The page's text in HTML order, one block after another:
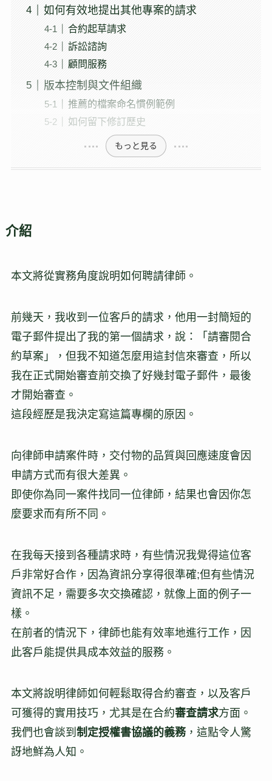
如何有效地提出其他專案的請求
合約起草請求
訴訟諮詢
顧問服務
版本控制與文件組織
推薦的檔案命名慣例範例
如何留下修訂歷史
もっと見る
介紹
本文將從實務角度說明如何聘請律師。
前幾天，我收到一位客戶的請求，他用一封簡短的
電子郵件提出了我的第一個請求，說：「請審閱合
約草案」，但我不知道怎麼用這封信來審查，所以
我在正式開始審查前交換了好幾封電子郵件，最後
才開始審查。
這段經歷是我決定寫這篇專欄的原因。
向律師申請案件時，交付物的品質與回應速度會因
申請方式而有很大差異。
即使你為同一案件找同一位律師，結果也會因你怎
麼要求而有所不同。
在我每天接到各種請求時，有些情況我覺得這位客
戶非常好合作，因為資訊分享得很準確;但有些情況
資訊不足，需要多次交換確認，就像上面的例子一
樣。
在前者的情況下，律師也能有效率地進行工作，因
此客戶能提供具成本效益的服務。
本文將說明律師如何輕鬆取得合約審查，以及客戶
可獲得的實用技巧，尤其是在合約審查請求方面。
我們也會談到 制定授權書協議的義務，這點令人驚
訝地鮮為人知。